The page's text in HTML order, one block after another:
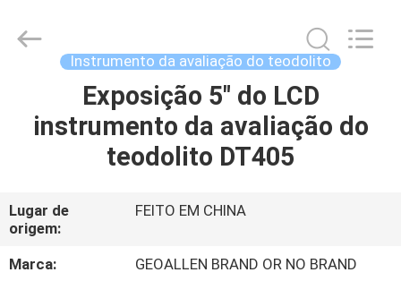
PRODUTOS
SOBRE
NÓS
GEO-
ALLEN
Instrumento da avaliação do teodolito
Exposição 5" do LCD
instrumento da avaliação do
teodolito DT405
Lugar de
origem:
FEITO EM CHINA
Marca:
GEOALLEN BRAND OR NO BRAND